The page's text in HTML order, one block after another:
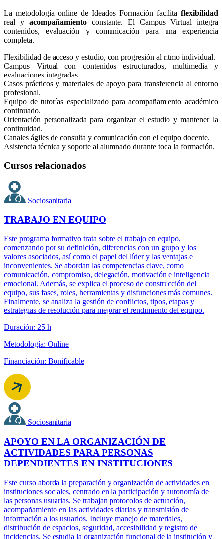
La metodología online de Ideados Formación facilita flexibilidad
real y acompañamiento constante. El Campus Virtual integra
contenidos, evaluación y comunicación para una experiencia
completa.
Flexibilidad de acceso y estudio, con progresión al ritmo individual.
Campus Virtual con contenidos estructurados, multimedia y
evaluaciones integradas.
Casos prácticos y materiales de apoyo para transferencia al entorno
profesional.
Equipo de tutorías especializado para acompañamiento académico
continuado.
Orientación personalizada para organizar el estudio y mantener la
continuidad.
Canales ágiles de consulta y comunicación con el equipo docente.
Asistencia técnica y soporte al alumnado durante toda la formación.
Cursos relacionados
Sociosanitaria
TRABAJO EN EQUIPO
Este programa formativo trata sobre el trabajo en equipo,
comenzando por su definición, diferencias con un grupo y los
valores asociados, así como el papel del líder y las ventajas e
inconvenientes. Se abordan las competencias clave, como
comunicación, compromiso, delegación, motivación e inteligencia
emocional. Además, se explica el proceso de construcción del
equipo, sus fases, roles, herramientas y disfunciones más comunes.
Finalmente, se analiza la gestión de conflictos, tipos, etapas y
estrategias de resolución para mejorar el rendimiento del equipo.
Duración: 25 h
Metodología: Online
Financiación: Bonificable
Sociosanitaria
APOYO EN LA ORGANIZACIÓN DE
ACTIVIDADES PARA PERSONAS
DEPENDIENTES EN INSTITUCIONES
Este curso aborda la preparación y organización de actividades en
instituciones sociales, centrado en la participación y autonomía de
las personas usuarias. Se trabajan protocolos de actuación,
acompañamiento en las actividades diarias y transmisión de
información a los usuarios. Incluye manejo de materiales,
distribución de espacios, seguridad, accesibilidad y registro de
incidencias. Se estudia la organización funcional de la institución y